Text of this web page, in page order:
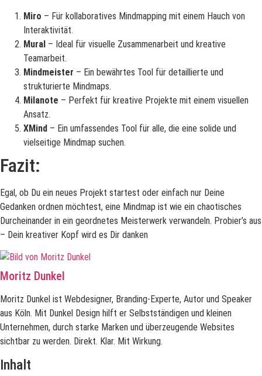
Miro – Für kollaboratives Mindmapping mit einem Hauch von
Interaktivität.
Mural – Ideal für visuelle Zusammenarbeit und kreative
Teamarbeit.
Mindmeister – Ein bewährtes Tool für detaillierte und
strukturierte Mindmaps.
Milanote – Perfekt für kreative Projekte mit einem visuellen
Ansatz.
XMind – Ein umfassendes Tool für alle, die eine solide und
vielseitige Mindmap suchen.
Fazit:
Egal, ob Du ein neues Projekt startest oder einfach nur Deine
Gedanken ordnen möchtest, eine Mindmap ist wie ein chaotisches
Durcheinander in ein geordnetes Meisterwerk verwandeln. Probier’s aus
– Dein kreativer Kopf wird es Dir danken
Moritz Dunkel
Moritz Dunkel ist Webdesigner, Branding-Experte, Autor und Speaker
aus Köln. Mit Dunkel Design hilft er Selbstständigen und kleinen
Unternehmen, durch starke Marken und überzeugende Websites
sichtbar zu werden. Direkt. Klar. Mit Wirkung.
Inhalt